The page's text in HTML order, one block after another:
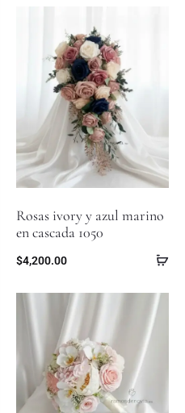
Rosas ivory y azul marino
en cascada 1050
$4,200.00